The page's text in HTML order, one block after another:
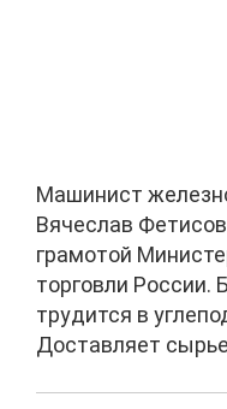
Машинист
Вячеслав
грамотой
торговли России.
трудится в
Доставляет